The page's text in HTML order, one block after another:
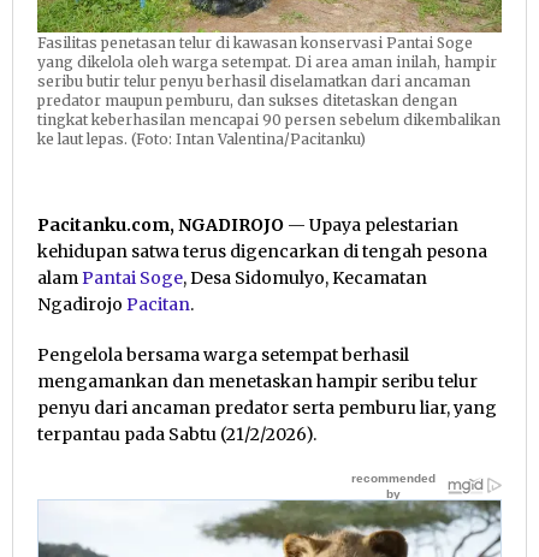
Fasilitas penetasan telur di kawasan konservasi Pantai Soge
yang dikelola oleh warga setempat. Di area aman inilah, hampir
seribu butir telur penyu berhasil diselamatkan dari ancaman
predator maupun pemburu, dan sukses ditetaskan dengan
tingkat keberhasilan mencapai 90 persen sebelum dikembalikan
ke laut lepas. (Foto: Intan Valentina/Pacitanku)
Pacitanku.com, NGADIROJO — Upaya pelestarian
kehidupan satwa terus digencarkan di tengah pesona
alamPantai Soge, Desa Sidomulyo, Kecamatan
Ngadirojo Pacitan.
Pengelola bersama warga setempat berhasil
mengamankan dan menetaskan hampir seribu telur
penyu dari ancaman predator serta pemburu liar, yang
terpantau pada Sabtu (21/2/2026).